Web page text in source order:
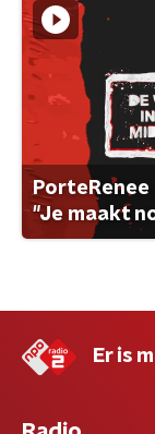
PorteRenee
"Je maakt
Er is